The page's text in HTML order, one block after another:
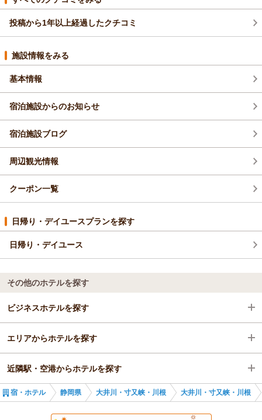
た。夜はそうでもなかったのに、早朝の露天風呂は熱すぎ中の浴
場はぬるすぎて温度にばらつきがありました。
レトロで設備は古いですが、手入れはよくされており清潔感はあ
り的なサービスを期待するとがっかりかもしれません。でもフロ
ントの方に何度が話しかけたり質問したりしていると親切に対応
していただきました。やや素っ気ないのは俗っぽさや奢りがない
いい方は特に心地よく過ごせると感じました。
車で行くと、高速を降りてから1時間半ほど山道を走ります。景色
が良くドライブは最高なのですが、カーブ続きで一台しか通行で
きないところもあるので、運転が得意でない方は疲れるかも。ま
た、山間部なので冬場は雪や路面凍結、大雨の後の倒木や落石な
どもあり得ます。直近に予約されるなら、地域のお天気リサーチ
をおすすめします。
の素晴らしい自然と風情をこのまま保ってほしいと強く感じまし
投稿から1年以上経過したクチコミ
施設情報をみる
基本情報
宿泊施設からのお知らせ
宿泊施設ブログ
周辺観光情報
クーポン一覧
日帰り・デイユースプランを探す
日帰り・デイユース
その他のホテルを探す
ビジネスホテルを探す
静岡県
大井川・寸又峡・川根
金谷駅
エリアからホテルを探す
静岡県
大井川・寸又峡・川根
近隣駅・空港からホテルを探す
奥泉駅
宿・ホテル 静岡県 大井川・寸又峡・川根 大井川・寸又峡・川根